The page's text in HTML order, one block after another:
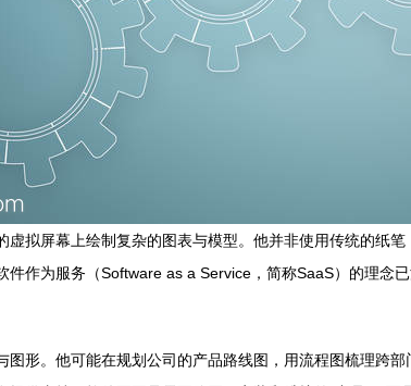
拟屏幕上绘制复杂的图表与模型。他并非使用传统的纸
作为服务（Software as a Service，简称SaaS）的理念
形。他可能在规划公司的产品路线图，用流程图梳理跨